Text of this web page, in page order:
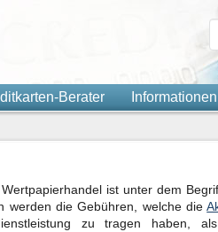
Berater Informationen
ist unter dem
werden die Gebühren, welche die
zu tragen haben,